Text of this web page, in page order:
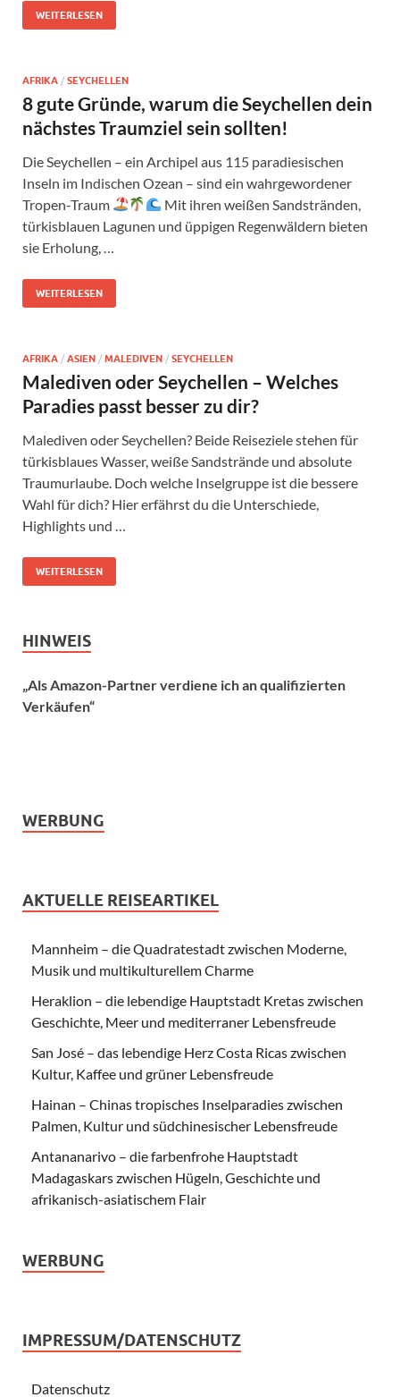
WEITERLESEN
AFRIKA / SEYCHELLEN
8 gute Gründe, warum die Seychellen dein
nächstes Traumziel sein sollten!
Die Seychellen – ein Archipel aus 115 paradiesischen
Inseln im Indischen Ozean – sind ein wahrgewordener
Tropen-Traum
Mit ihren weißen Sandstränden,
türkisblauen Lagunen und üppigen Regenwäldern bieten
sie Erholung, …
WEITERLESEN
AFRIKA / ASIEN / MALEDIVEN / SEYCHELLEN
Malediven oder Seychellen – Welches
Paradies passt besser zu dir?
Malediven oder Seychellen? Beide Reiseziele stehen für
türkisblaues Wasser, weiße Sandstrände und absolute
Traumurlaube. Doch welche Inselgruppe ist die bessere
Wahl für dich? Hier erfährst du die Unterschiede,
Highlights und …
WEITERLESEN
HINWEIS
„Als Amazon-Partner verdiene ich an qualifizierten
Verkäufen“
WERBUNG
AKTUELLE REISEARTIKEL
Mannheim – die Quadratestadt zwischen Moderne,
Musik und multikulturellem Charme
Heraklion – die lebendige Hauptstadt Kretas zwischen
Geschichte, Meer und mediterraner Lebensfreude
San José – das lebendige Herz Costa Ricas zwischen
Kultur, Kaffee und grüner Lebensfreude
Hainan – Chinas tropisches Inselparadies zwischen
Palmen, Kultur und südchinesischer Lebensfreude
Antananarivo – die farbenfrohe Hauptstadt
Madagaskars zwischen Hügeln, Geschichte und
afrikanisch-asiatischem Flair
WERBUNG
IMPRESSUM/DATENSCHUTZ
Datenschutz